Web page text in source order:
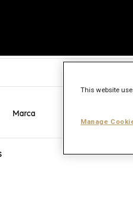
Marca
This website
Manage